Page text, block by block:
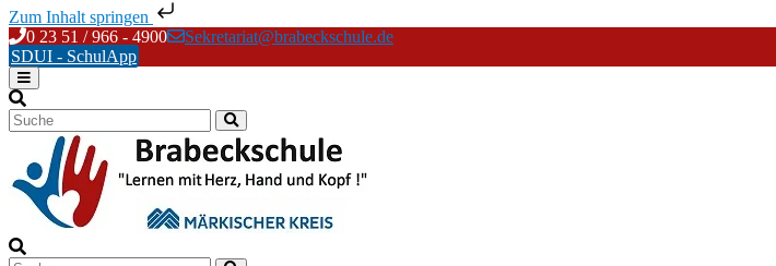
Zum Inhalt springen
Skip
to
content
0 23 51 / 966 - 4900
Sekretariat@brabeckschule.de
SDUI - SchulApp